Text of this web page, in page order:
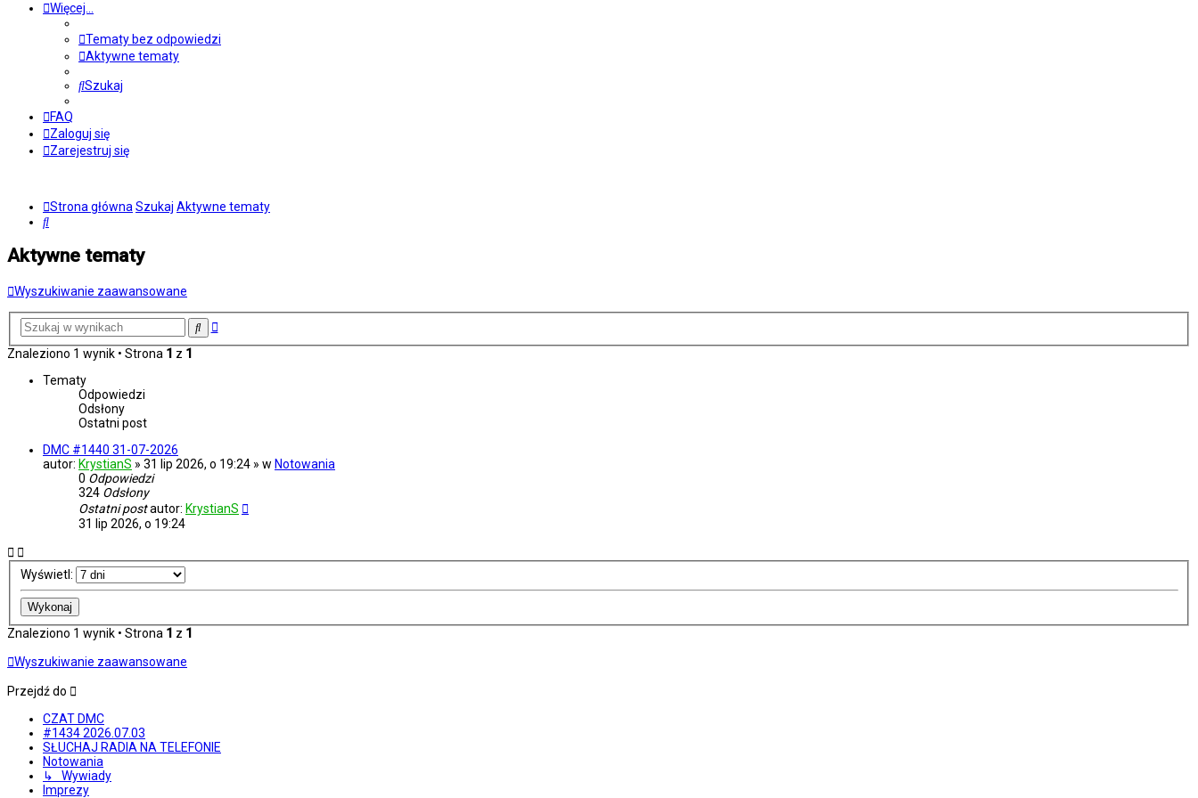
Więcej…
Tematy bez odpowiedzi
Aktywne tematy
Szukaj
FAQ
Zaloguj się
Zarejestruj się
Strona główna Szukaj Aktywne tematy
Szukaj
Aktywne tematy
Wyszukiwanie zaawansowane
SzukajWyszukiwanie
Znaleziono 1 wynik • Strona 1 z 1
Tematy
Odpowiedzi
Odsłony
Ostatni post
DMC #1440 31-07-2026
autor: KrystianS » 31 lip 2026, o 19:24 » w Notowania
0 Odpowiedzi
324 Odsłony
Ostatni postautor: KrystianS
31 lip 2026, o 19:24
Wyświetl:
Znaleziono 1 wynik • Strona 1 z 1
Wyszukiwanie zaawansowane
Przejdź do
CZAT DMC
#1434 2026.07.03
SŁUCHAJ RADIA NA TELEFONIE
Notowania
↳ Wywiady
Imprezy